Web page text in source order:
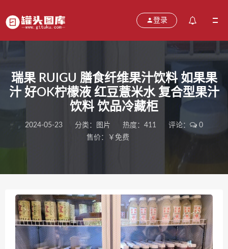
登录
瑞果 RUIGU 膳食纤维果汁饮料 如果果
汁 好OK柠檬液 红豆薏米水 复合型果汁
饮料 饮品冷藏柜
2024-05-23 分类： 图片 热度：411 评论：
0
售价：￥免费